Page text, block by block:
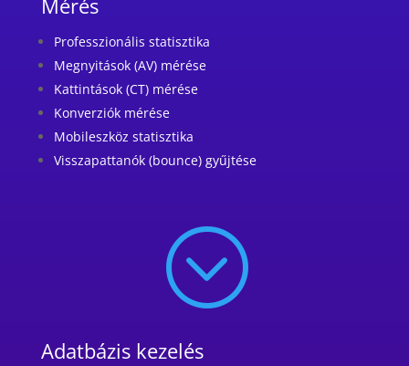
Mérés
Professzionális statisztika
Megnyitások (AV) mérése
Kattintások (CT) mérése
Konverziók mérése
Mobileszköz statisztika
Visszapattanók (bounce) gyűjtése
;
Adatbázis kezelés